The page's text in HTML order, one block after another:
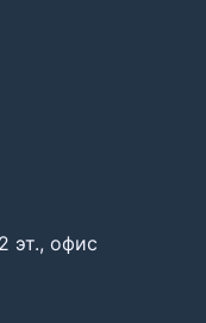
эт., офис